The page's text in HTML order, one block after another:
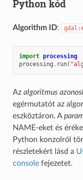
Python kód
Algorithm ID:
import processing
processing . run(
Az algoritmus
egérmutatót az
eszköztáron. A
NAME-eket és
Python konzolról
részletekért lásd a
consolefejezetet.